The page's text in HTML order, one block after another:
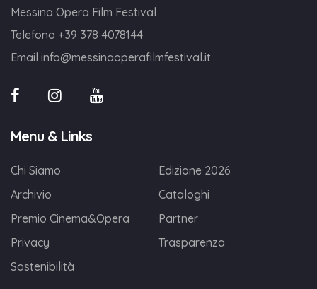
Messina Opera Film Festival
Telefono +39 378 4078144
Email info@messinaoperafilmfestival.it
Menu & Links
Chi Siamo
Edizione 2026
Archivio
Cataloghi
Premio Cinema&Opera
Partner
Privacy
Trasparenza
Sostenibilità